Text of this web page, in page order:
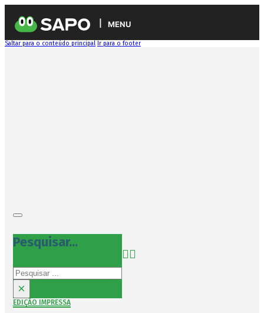
MENU
Saltar para o conteúdo principal Ir para o footer
Pesquisar...
Pesquisar
×
EDIÇÃO IMPRESSA